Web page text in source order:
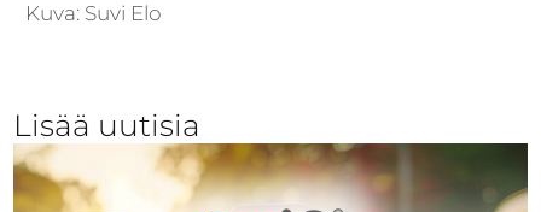
Kuva: Suvi Elo
Lisää uutisia